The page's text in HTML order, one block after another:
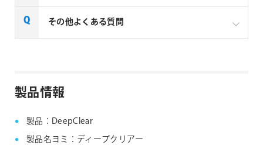
一部製品でフローティングライセンスの取扱いがあり
aescripts + aeplugins社 フローティングライセン
その他よくある質問
製品情報
製品：DeepClear
製品名ヨミ：ディープクリアー